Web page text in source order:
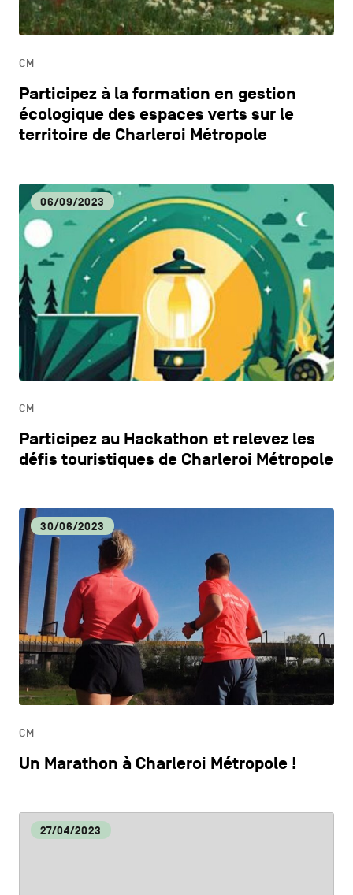
HORECA
CM
Participez à la formation en gestion
écologique des espaces verts sur le
territoire de Charleroi Métropole
06/09/2023
CM
Participez au Hackathon et relevez les
défis touristiques de Charleroi Métropole
30/06/2023
CM
Un Marathon à Charleroi Métropole !
27/04/2023